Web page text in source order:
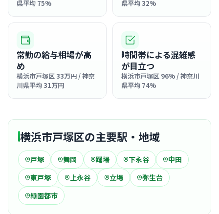
県平均 75% 県平均 32%
常勤の給与相場が高
め
横浜市戸塚区 33万円 / 神奈
川県平均 31万円
時間帯による混雑感
が目立つ
横浜市戸塚区 96% / 神奈川
県平均 74%
横浜市戸塚区の主要駅・地域
戸塚 舞岡 踊場 下永谷
中田
東戸塚
上永谷 立場
弥生台
緑園都市